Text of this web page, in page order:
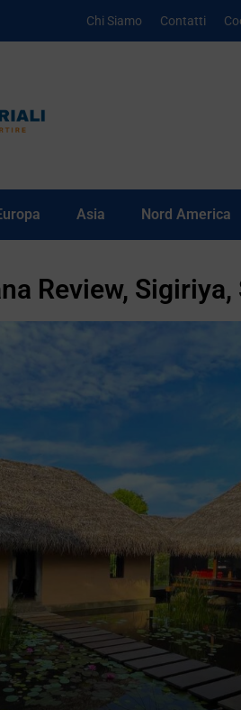
Chi Siamo Contatti
Asia Nord America
Review, Sigiriya,